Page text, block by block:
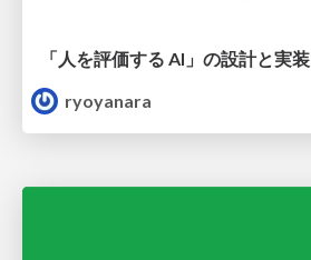
「人を評価する AI」の 設計と実装
ryoyanara